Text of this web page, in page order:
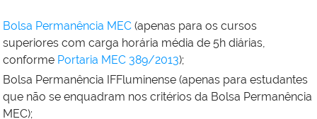
Bolsa Permanência MEC (apenas para os cursos
superiores com carga horária média de 5h diárias,
conforme Portaria MEC 389/2013);
Bolsa Permanência IFFluminense (apenas para estudantes
que não se enquadram nos critérios da Bolsa Permanência
MEC);